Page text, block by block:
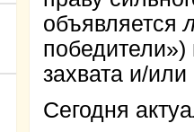
объявляется
захвата и/
Сегодня